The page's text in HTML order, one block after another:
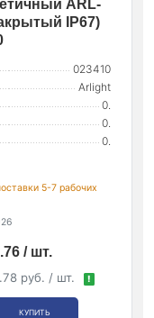
ARL-
IP67)
023410
Arlight
0.
0.
0.
5-7 рабочих
/ шт.
руб. / шт. !
КУПИТЬ